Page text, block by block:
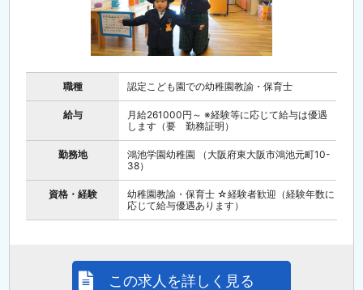
職種 認定こども園での幼稚園教諭・保育士
給与
月給261000円～ ※経験等に応じて給与は優遇
します（要 勤務証明）
勤務地
鴻池学園幼稚園 （大阪府東大阪市鴻池元町10-
38）
資格・経験
幼稚園教諭・保育士 ☆経験者歓迎（経験年数に
応じて給与優遇あります）
この求人を詳しく見る